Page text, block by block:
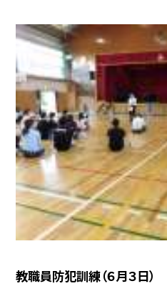
教職員防犯訓練（６月３日）